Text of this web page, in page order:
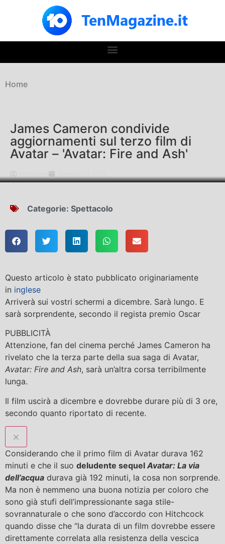
Home
James Cameron condivide
aggiornamenti sul terzo film di
Avatar – 'Avatar: Fire and Ash'
Categorie: Spettacolo
Questo articolo è stato pubblicato originariamente
in inglese
Arriverà sui vostri schermi a dicembre. Sarà lungo. E
sarà sorprendente, secondo il regista premio Oscar
PUBBLICITÀ
Attenzione, fan del cinema perché James Cameron ha
rivelato che la terza parte della sua saga di Avatar,
Avatar: Fire and Ash, sarà un’altra corsa terribilmente
lunga.
Il film uscirà a dicembre e dovrebbe durare più di 3 ore,
secondo quanto riportato di recente.
Considerando che il primo film di Avatar durava 162
minuti e che il suo deludente sequel Avatar: La via
dell’acqua durava già 192 minuti, la cosa non sorprende.
Ma non è nemmeno una buona notizia per coloro che
sono già stufi dell’impressionante saga stile-
sovrannaturale o che sono d’accordo con Hitchcock
quando disse che “la durata di un film dovrebbe essere
direttamente correlata alla resistenza della vescica